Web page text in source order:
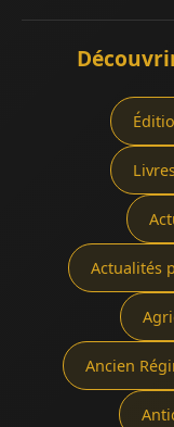
Actualités
Ancien